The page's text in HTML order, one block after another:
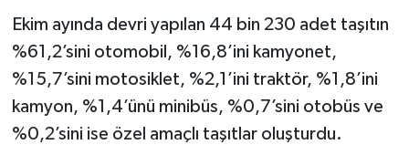
Ekim ayında devri yapılan 44 bin 230 adet taşıtın
%61,2’sini otomobil, %16,8’ini kamyonet,
%15,7’sini motosiklet, %2,1’ini traktör, %1,8’ini
kamyon, %1,4’ünü minibüs, %0,7’sini otobüs ve
%0,2’sini ise özel amaçlı taşıtlar oluşturdu.